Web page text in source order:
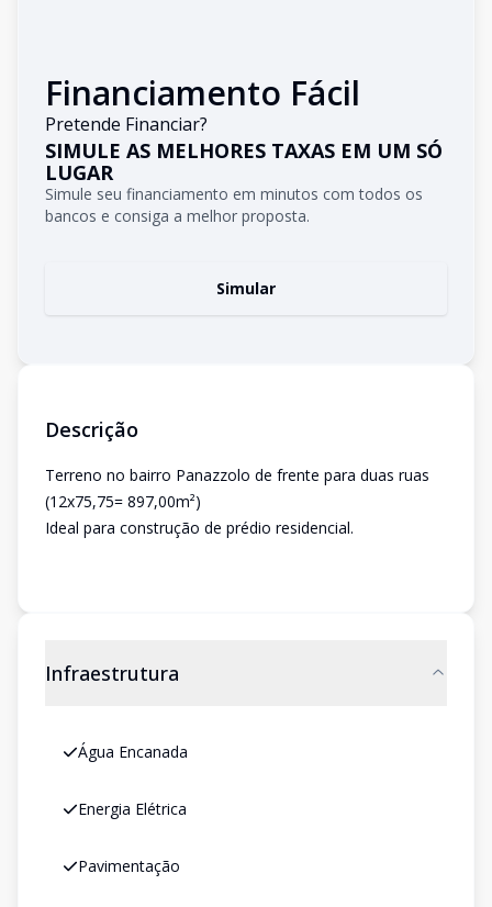
Financiamento Fácil
Pretende Financiar?
SIMULE AS MELHORES TAXAS EM UM SÓ
LUGAR
Simule seu financiamento em minutos com todos os
bancos e consiga a melhor proposta.
Simular
Descrição
Terreno no bairro Panazzolo de frente para duas ruas
(12x75,75= 897,00m²)
Ideal para construção de prédio residencial.
Infraestrutura
Água Encanada
Energia Elétrica
Pavimentação